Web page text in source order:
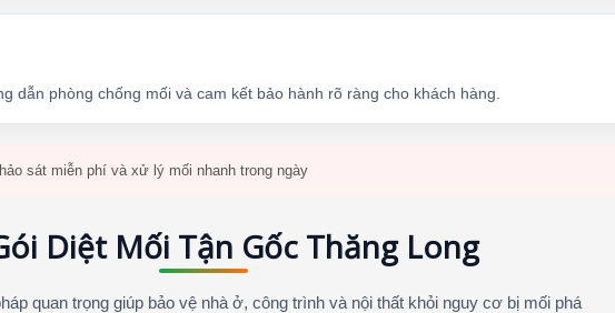
dẫn phòng chống mối và cam kết bảo hành rõ ràng cho khách hàng.
sát miễn phí và xử lý mối nhanh trong ngày
Diệt Mối Tận Gốc Thăng Long
quan trọng giúp bảo vệ nhà ở, công trình và nội thất khỏi nguy cơ bị mối phá